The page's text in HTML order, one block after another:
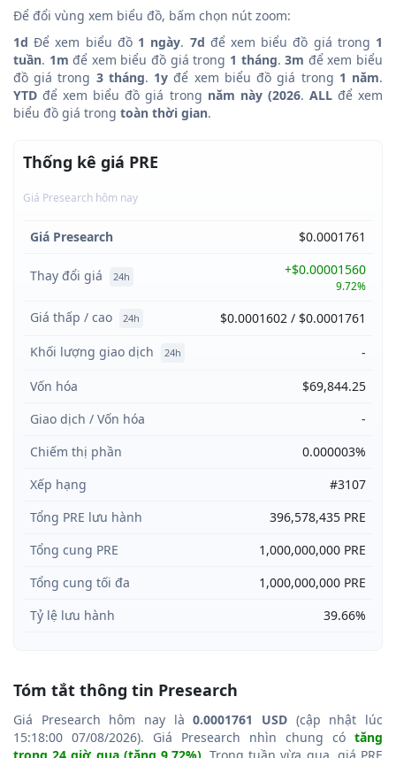
Để đổi vùng xem biểu đồ, bấm chọn nút zoom:
1d Để xem biểu đồ 1 ngày. 7d để xem biểu đồ giá trong 1
tuần. 1m để xem biểu đồ giá trong 1 tháng.3m để xem biểu
đồ giá trong 3 tháng. 1y để xem biểu đồ giá trong 1 năm.
YTD để xem biểu đồ giá trong năm này (2026. ALLđể xem
biểu đồ giá trong toàn thời gian.
Thống kê giá PRE
Giá Presearch hôm nay
Giá Presearch $0.0001761
Thay đổi giá 24h +$0.00001560
9.72%
Giá thấp / cao 24h
$0.0001602 / $0.0001761
Khối lượng giao dịch
24h
-
Vốn hóa
$69,844.25
Giao dịch / Vốn hóa
-
Chiếm thị phần
0.000003%
Xếp hạng
#3107
Tổng PRE lưu hành
396,578,435 PRE
Tổng cung PRE
1,000,000,000 PRE
Tổng cung tối đa
1,000,000,000 PRE
Tỷ lệ lưu hành
39.66%
Tóm tắt thông tin Presearch
Giá Presearch hôm nay là0.0001761 USD (cập nhật lúc
15:18:00 07/08/2026). Giá Presearch nhìn chung có tăng